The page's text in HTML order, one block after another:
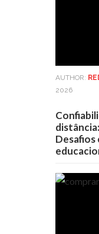
AUTHOR:
2026
distância:
Desafios